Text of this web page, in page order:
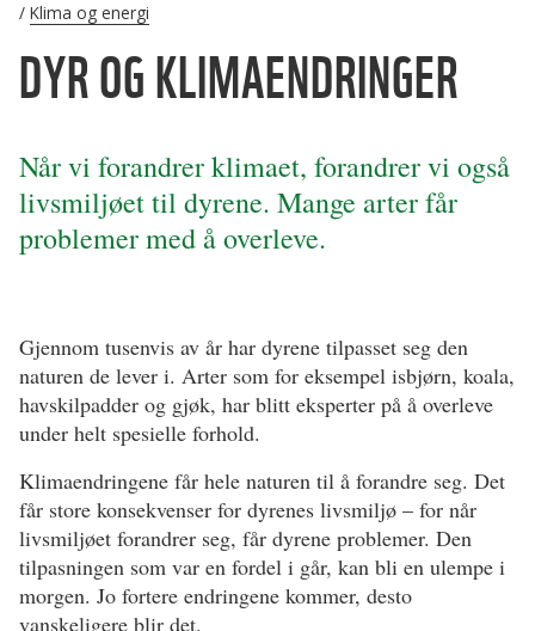
Klima og energi
DYR OG KLIMAENDRINGER
Når vi forandrer klimaet, forandrer vi også
livsmiljøet til dyrene. Mange arter får
problemer med å overleve.
Gjennom tusenvis av år har dyrene tilpasset seg den
naturen de lever i. Arter som for eksempel isbjørn, koala,
havskilpadder og gjøk, har blitt eksperter på å overleve
under helt spesielle forhold.
Klimaendringene får hele naturen til å forandre seg. Det
får store konsekvenser for dyrenes livsmiljø – for når
livsmiljøet forandrer seg, får dyrene problemer. Den
tilpasningen som var en fordel i går, kan bli en ulempe i
morgen. Jo fortere endringene kommer, desto
vanskeligere blir det.